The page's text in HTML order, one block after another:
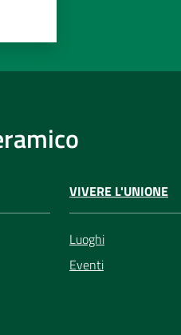
VIVERE L'UNIONE
Luoghi
Eventi